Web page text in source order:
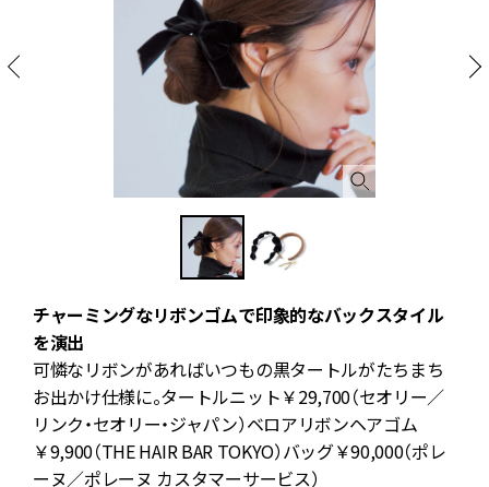
チャーミングなリボンゴムで印象的なバックスタイル
を演出
可憐なリボンがあればいつもの黒タートルがたちまち
お出かけ仕様に。タートルニット￥29,700（セオリー／
リンク・セオリー・ジャパン）ベロアリボンヘアゴム
￥9,900（THE HAIR BAR TOKYO）バッグ￥90,000（ポレ
ーヌ／ポレーヌ カスタマーサービス）